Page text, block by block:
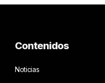
Contenidos
Noticias